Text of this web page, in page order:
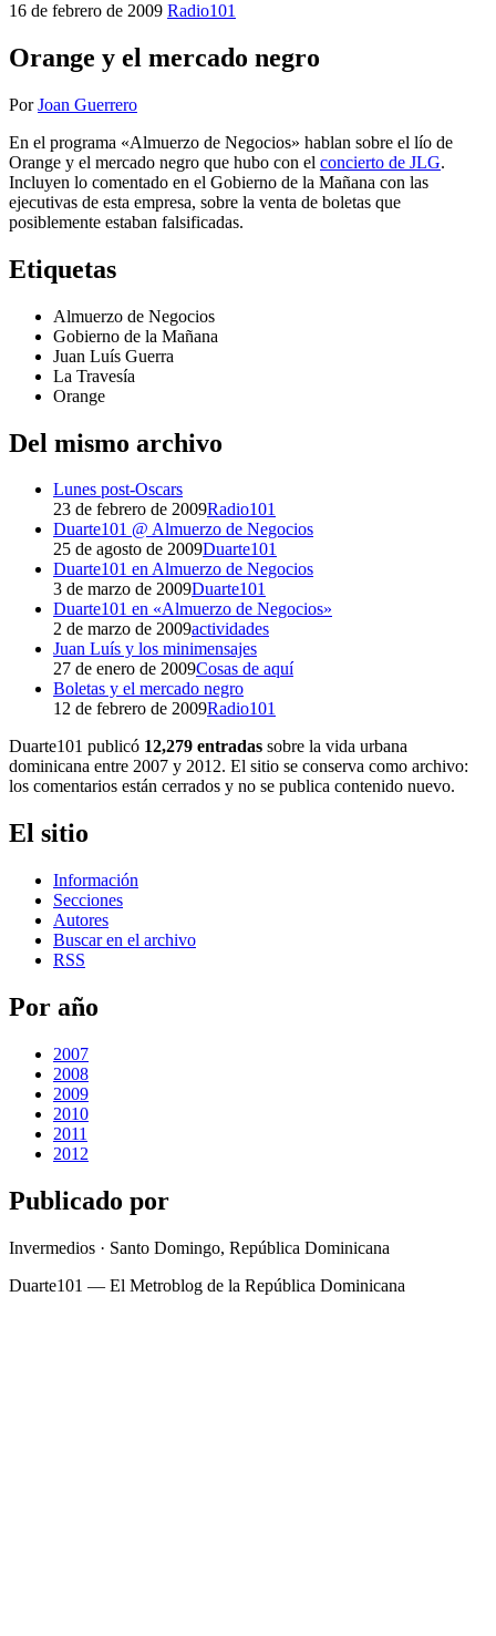
16 de febrero de 2009 Radio101
Orange y el mercado negro
PorJoan Guerrero
En el programa «Almuerzo de Negocios» hablan sobre el lío de
Orange y el mercado negro que hubo con el concierto de JLG.
Incluyen lo comentado en el Gobierno de la Mañana con las
ejecutivas de esta empresa, sobre la venta de boletas que
posiblemente estaban falsificadas.
Etiquetas
Almuerzo de Negocios
Gobierno de la Mañana
Juan Luís Guerra
La Travesía
Orange
Del mismo archivo
Lunes post-Oscars
23 de febrero de 2009Radio101
Duarte101 @ Almuerzo de Negocios
25 de agosto de 2009Duarte101
Duarte101 en Almuerzo de Negocios
3 de marzo de 2009Duarte101
Duarte101 en «Almuerzo de Negocios»
2 de marzo de 2009actividades
Juan Luís y los minimensajes
27 de enero de 2009Cosas de aquí
Boletas y el mercado negro
12 de febrero de 2009Radio101
Duarte101 publicó 12,279 entradas sobre la vida urbana
dominicana entre 2007 y 2012. El sitio se conserva como archivo:
los comentarios están cerrados y no se publica contenido nuevo.
El sitio
Información
Secciones
Autores
Buscar en el archivo
RSS
Por año
2007
2008
2009
2010
2011
2012
Publicado por
Invermedios · Santo Domingo, República Dominicana
Duarte101 — El Metroblog de la República Dominicana